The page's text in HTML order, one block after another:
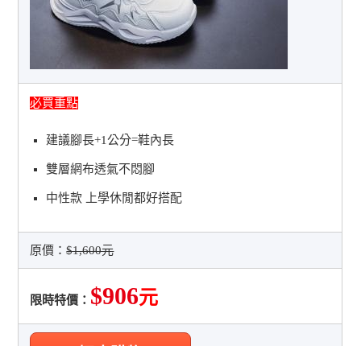
必買重點
建議腳長+1公分=鞋內長
雙層網布透氣不悶腳
中性款 上學休閒都好搭配
原價：$1,600元
限時特價： $906元